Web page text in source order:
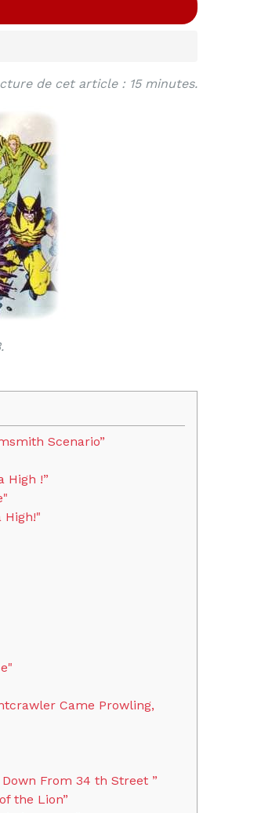
de cet article : 15 minutes.
Scenario”
High !”
High!"
Came Prowling,
Down From 34 th Street ”
the Lion”